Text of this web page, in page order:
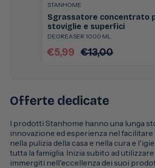
STANHOME
Sgrassatore concentrato
stoviglie e superfici
DEGREASER 1000 ML
Prezzo
€5,99
Prezzo
€13,00
Offerte dedicate
I prodotti Stanhome hanno una lunga
innovazione ed esperienza nel
nella pulizia della casa e nella cura e
tutta la famiglia. Inizia subito ad
immergiti nell'eccellenza dei suoi